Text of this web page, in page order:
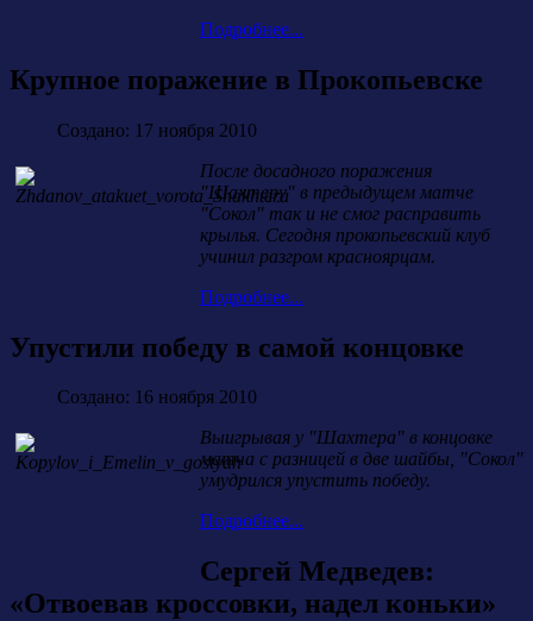
Подробнее...
Крупное поражение в Прокопьевске
Создано: 17 ноября 2010
После досадного поражения
"Шахтеру" в предыдущем матче
"Сокол" так и не смог расправить
крылья. Сегодня прокопьевский клуб
учинил разгром красноярцам.
Подробнее...
Упустили победу в самой концовке
Создано: 16 ноября 2010
Выигрывая у "Шахтера" в концовке
матча с разницей в две шайбы, "Сокол"
умудрился упустить победу.
Подробнее...
Сергей Медведев:
«Отвоевав кроссовки, надел коньки»